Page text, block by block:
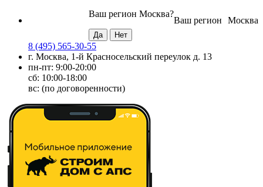
Москва
Ваш регион
Ваш регион Москва?
8 (495) 565-30-55
г. Москва, 1-й Красносельский переулок д. 13
пн-пт: 9:00-20:00
сб: 10:00-18:00
вс: (по договоренности)